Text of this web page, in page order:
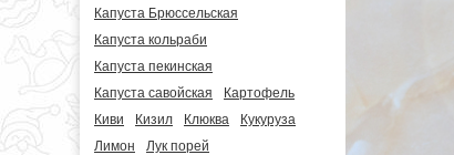
Капуста Брюссельская
Капуста кольраби
Капуста пекинская
Капуста савойская
Картофель
Киви
Кизил Клюква
Кукуруза
Лимон
Лук порей